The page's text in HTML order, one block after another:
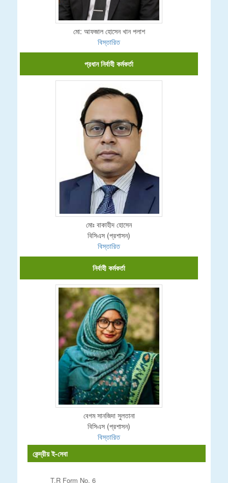
মো: আফজাল হোসেন খান পলাশ
বিস্তারিত
প্রধান নির্বাহী কর্মকর্তা
মোঃ বাকাহীদ হোসেন
বিসিএস (প্রশাসন)
বিস্তারিত
নির্বাহী কর্মকর্তা
বেগম সানজিদা সুলতানা
বিসিএস (প্রশাসন)
বিস্তারিত
কেন্দ্রীয় ই-সেবা
T.R Form No. 6